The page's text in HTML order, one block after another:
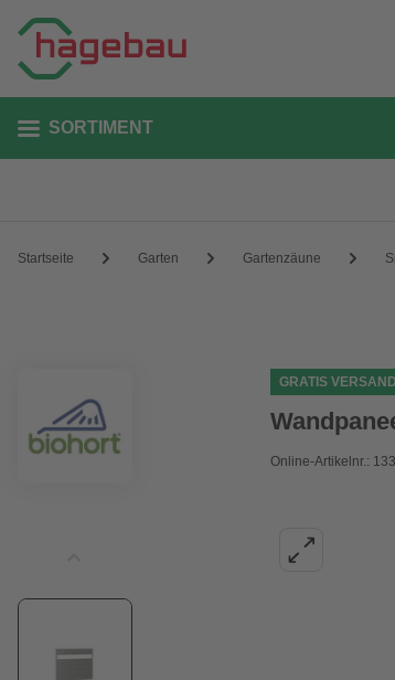
SORTIMENT
Startseite Garten Gartenzäune
GRATIS VERSAND
Online-Artikelnr.: